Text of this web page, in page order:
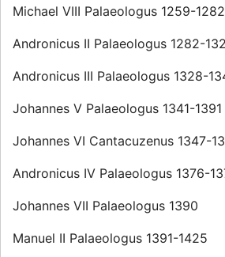
Michael VIII Palaeologus 1259-1282
Andronicus II Palaeologus 1282-
Andronicus III Palaeologus 1328-
Johannes V Palaeologus 1341-1391
Johannes VI Cantacuzenus 1347-
Andronicus IV Palaeologus 1376-
Johannes VII Palaeologus 1390
Manuel II Palaeologus 1391-1425